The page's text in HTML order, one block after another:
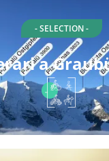
- SELECTION -
a